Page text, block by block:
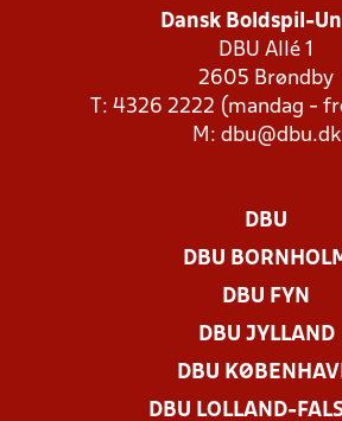
Dansk Boldspil-
DBU Allé 1
2605 Brøndby
T: 4326 2222 (mandag -
M: dbu@dbu.dk
DBU
DBU
DBU FYN
DBU JYLLAND
DBU
DBU LOLLAND-